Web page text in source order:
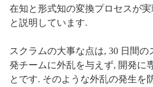
在知と形式知の変換プロセスが
と説明しています.
スクラムの大事な点は, 30 日間
発チームに外乱を与えず, 開発に
とです. そのような外乱の発生を